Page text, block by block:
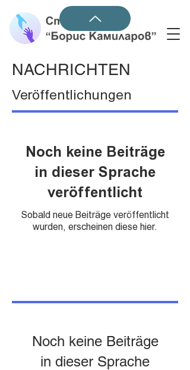
NACHRICHTEN
Veröffentlichungen
Noch keine Beiträge
in dieser Sprache
veröffentlicht
Sobald neue Beiträge veröffentlicht
wurden, erscheinen diese hier.
Noch keine Beiträge
in dieser Sprache